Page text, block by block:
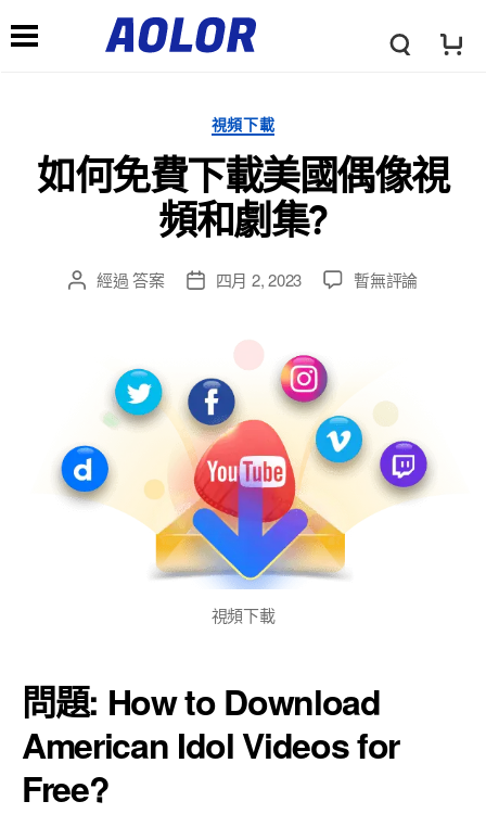
A
o
r
標
視頻下載
如何免費下載美國偶像視
頻和劇集?
經過答案 四月 2, 2023 暫無評論
視頻下載
問題: How to Download
American Idol Videos for
Free?